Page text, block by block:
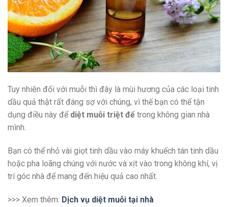
Tuy nhiên đối với muỗi thì đây là mùi hương của các loại tinh
dầu quả thật rất đáng sợ với chúng, vì thế bạn có thể tận
dụng điều này để diệt muỗi triệt để trong không gian nhà
mình.
Bạn có thể nhỏ vài giọt tinh dầu vào máy khuếch tán tinh dầu
hoặc pha loãng chúng với nước và xịt vào trong không khí, vị
trí góc nhà để mang đến hiệu quả cao nhất.
>>> Xem thêm: Dịch vụ diệt muỗi tại nhà